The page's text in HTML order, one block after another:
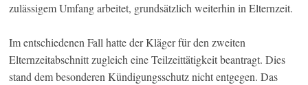
zulässigem Umfang arbeitet, grundsätzlich weiterhin in Elternzeit.
Im entschiedenen Fall hatte der Kläger für den zweiten
Elternzeitabschnitt zugleich eine Teilzeittätigkeit beantragt. Dies
stand dem besonderen Kündigungsschutz nicht entgegen. Das